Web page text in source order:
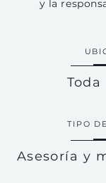
y la
Toda
TIPO
Asesoría y